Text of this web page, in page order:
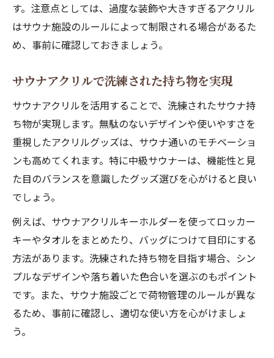
す。注意点としては、過度な装飾や大きすぎるアクリル
はサウナ施設のルールによって制限される場合があるた
め、事前に確認しておきましょう。
サウナアクリルで洗練された持ち物を実現
サウナアクリルを活用することで、洗練されたサウナ持
ち物が実現します。無駄のないデザインや使いやすさを
重視したアクリルグッズは、サウナ通いのモチベーショ
ンも高めてくれます。特に中級サウナーは、機能性と見
た目のバランスを意識したグッズ選びを心がけると良い
でしょう。
例えば、サウナアクリルキーホルダーを使ってロッカー
キーやタオルをまとめたり、バッグにつけて目印にする
方法があります。洗練された持ち物を目指す場合、シン
プルなデザインや落ち着いた色合いを選ぶのもポイント
です。また、サウナ施設ごとで荷物管理のルールが異な
るため、事前に確認し、適切な使い方を心がけましょ
う。